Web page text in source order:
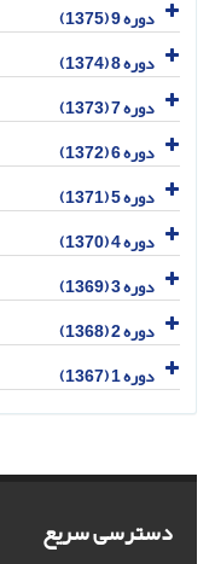
دوره 9 (1375)
دوره 8 (1374)
دوره 7 (1373)
دوره 6 (1372)
دوره 5 (1371)
دوره 4 (1370)
دوره 3 (1369)
دوره 2 (1368)
دوره 1 (1367)
دسترسی سریع